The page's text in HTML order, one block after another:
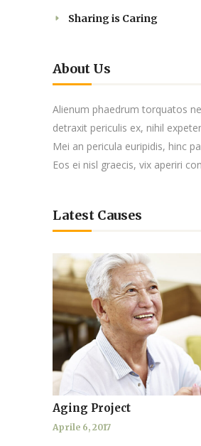
Sharing is Caring
About Us
Alienum phaedrum torquatos
detraxit periculis ex, nihil
Mei an pericula euripidis, hinc
Eos ei nisl graecis, vix aperiri
Latest Causes
Aging Project
Aprile 6, 2017